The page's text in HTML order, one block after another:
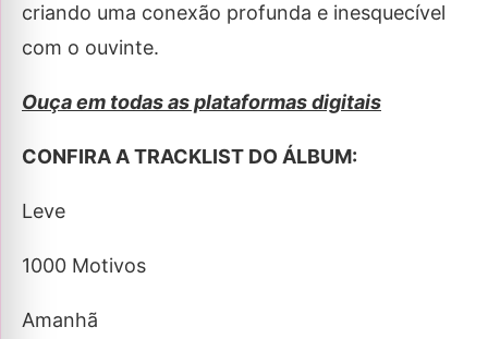
criando uma conexão profunda e inesquecível
com o ouvinte.
Ouça em todas as plataformas digitais
CONFIRA A TRACKLIST DO ÁLBUM:
Leve
1000 Motivos
Amanhã